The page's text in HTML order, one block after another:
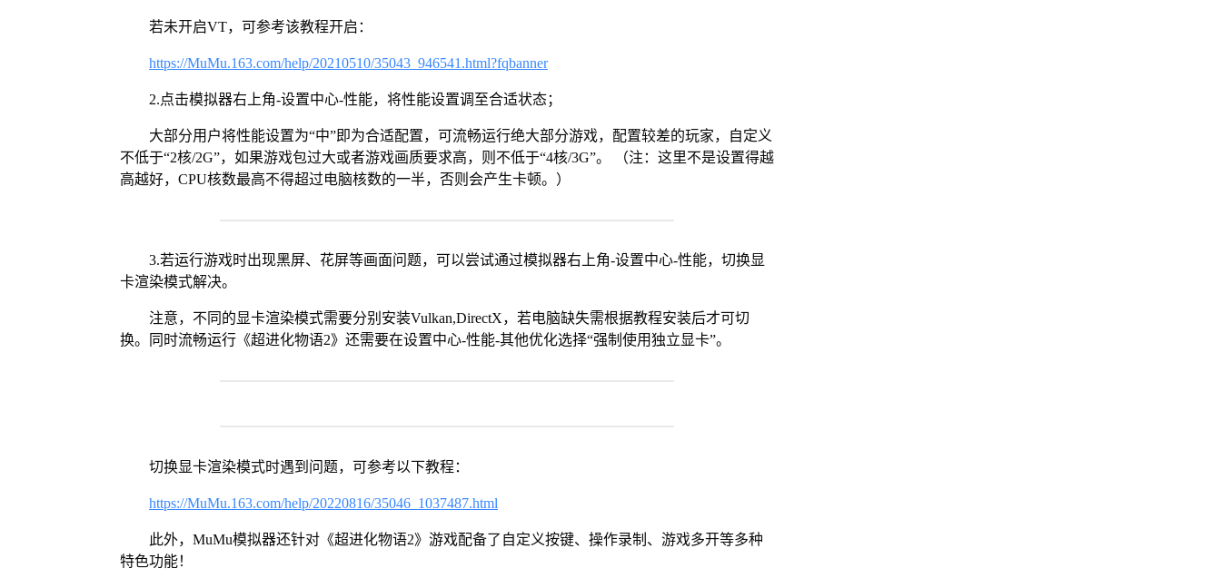
若未开启VT，可参考该教程开启：
https://MuMu.163.com/help/20210510/35043_946541.html?fqbanner
2.点击模拟器右上角-设置中心-性能，将性能设置调至合适状态；
大部分用户将性能设置为“中”即为合适配置，可流畅运行绝大部分游戏，配置较差的玩家，自定义
不低于“2核/2G”，如果游戏包过大或者游戏画质要求高，则不低于“4核/3G”。 （注：这里不是设置得越
高越好，CPU核数最高不得超过电脑核数的一半，否则会产生卡顿。）
3.若运行游戏时出现黑屏、花屏等画面问题，可以尝试通过模拟器右上角-设置中心-性能，切换显
卡渲染模式解决。
注意，不同的显卡渲染模式需要分别安装Vulkan,DirectX，若电脑缺失需根据教程安装后才可切
换。同时流畅运行《超进化物语2》还需要在设置中心-性能-其他优化选择“强制使用独立显卡”。
切换显卡渲染模式时遇到问题，可参考以下教程：
https://MuMu.163.com/help/20220816/35046_1037487.html
此外，MuMu模拟器还针对《超进化物语2》游戏配备了自定义按键、操作录制、游戏多开等多种
特色功能！